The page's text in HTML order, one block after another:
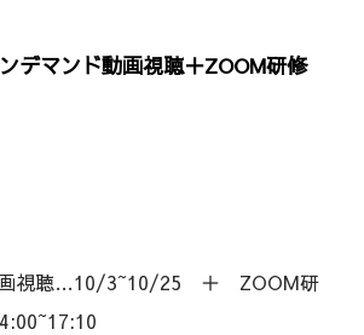
デマンド動画視聴＋ZOOM研修
画視聴…10/3~10/25 ＋ ZOOM研